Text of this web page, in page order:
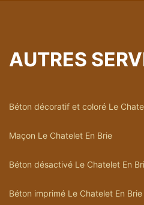
AUTRES
Béton décoratif et coloré Le
Maçon Le Chatelet En Brie
Béton désactivé Le Chatelet En
Béton imprimé Le Chatelet En Brie